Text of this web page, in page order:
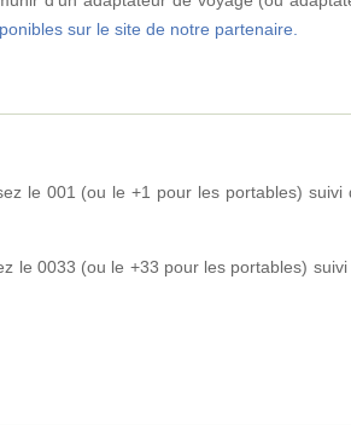
sur le site de notre partenaire.
le 001 (ou le +1 pour les portables)
le 0033 (ou le +33 pour les portables)